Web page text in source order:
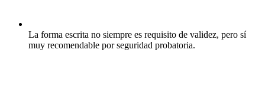
La forma escrita no siempre es requisito de validez, pero sí
muy recomendable por seguridad probatoria.